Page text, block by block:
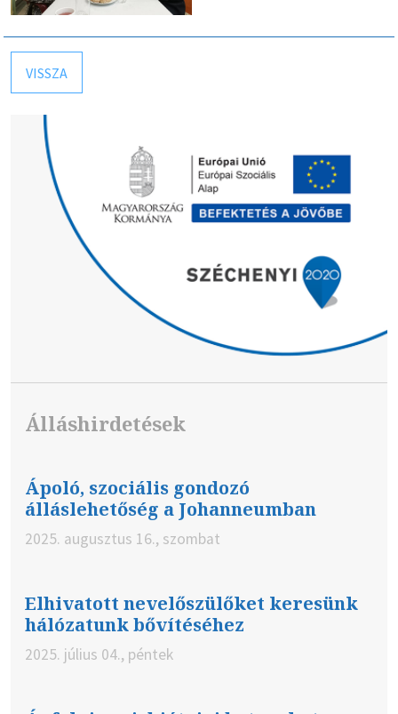
VISSZA
Álláshirdetések
Ápoló, szociális gondozó
álláslehetőség a Johanneumban
2025. augusztus 16., szombat
Elhivatott nevelőszülőket keresünk
hálózatunk bővítéséhez
2025. július 04., péntek